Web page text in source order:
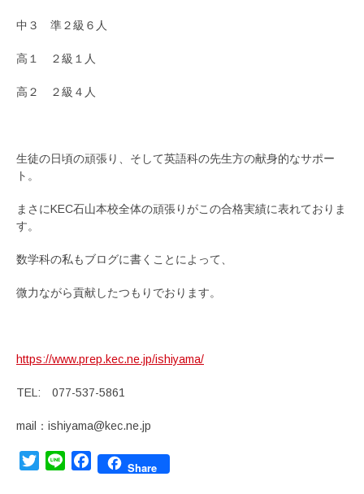
中３ 準２級６人
高１ ２級１人
高２ ２級４人
生徒の日頃の頑張り、そして英語科の先生方の献身的なサポー
ト。
まさにKEC石山本校全体の頑張りがこの合格実績に表れておりま
す。
数学科の私もブログに書くことによって、
微力ながら貢献したつもりでおります。
https://www.prep.kec.ne.jp/ishiyama/
TEL: 077-537-5861
mail：ishiyama@kec.ne.jp
TwitterLine FacebookShare